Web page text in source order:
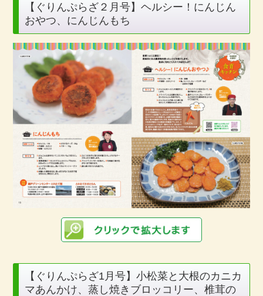
【ぐりんぷらざ２月号】ヘルシー！にんじん
おやつ、にんじんもち
【ぐりんぷらざ1月号】小松菜と大根のカニカ
マあんかけ、蒸し焼きブロッコリー、椎茸の